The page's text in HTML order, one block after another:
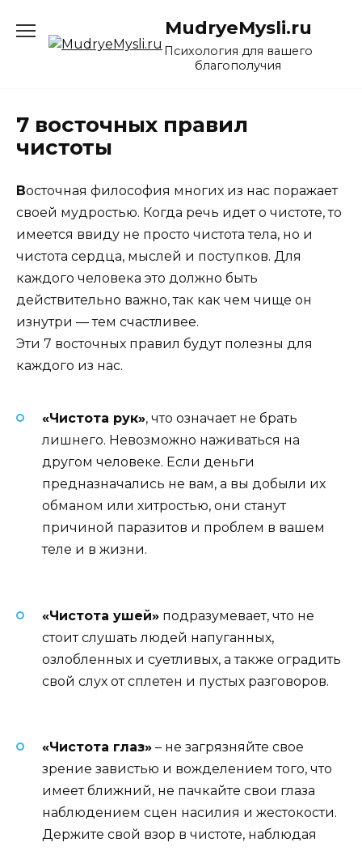
содержанию
MudryeMysli.ru
Психология для вашего
благополучия
7 восточных правил
чистоты
Восточная философия многих из нас поражает
своей мудростью. Когда речь идет о чистоте, то
имеется ввиду не просто чистота тела, но и
чистота сердца, мыслей и поступков. Для
каждого человека это должно быть
действительно важно, так как чем чище он
изнутри — тем счастливее.
Эти 7 восточных правил будут полезны для
каждого из нас.
«Чистота рук», что означает не брать
лишнего. Невозможно наживаться на
другом человеке. Если деньги
предназначались не вам, а вы добыли их
обманом или хитростью, они станут
причиной паразитов и проблем в вашем
теле и в жизни.
«Чистота ушей» подразумевает, что не
стоит слушать людей напуганных,
озлобленных и суетливых, а также оградить
свой слух от сплетен и пустых разговоров.
«Чистота глаз» – не загрязняйте свое
зрение завистью и вожделением того, что
имеет ближний, не пачкайте свои глаза
наблюдением сцен насилия и жестокости.
Держите свой взор в чистоте, наблюдая